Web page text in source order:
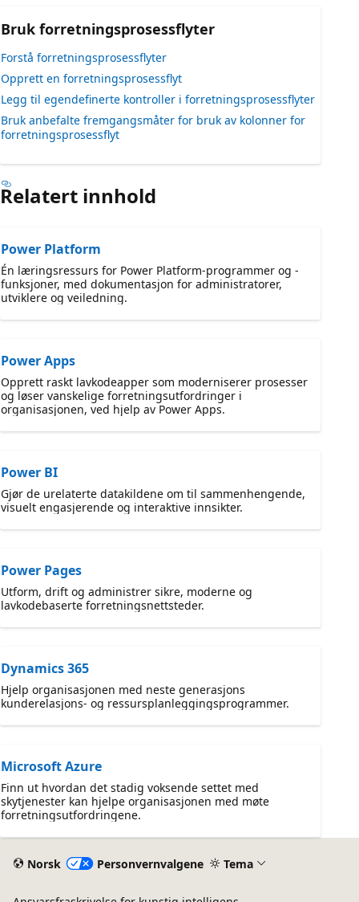
Bruk forretningsprosessflyter
Forstå forretningsprosessflyter
Opprett en forretningsprosessflyt
Legg til egendefinerte kontroller i forretningsprosessflyter
Bruk anbefalte fremgangsmåter for bruk av kolonner for
forretningsprosessflyt
Relatert innhold
Power Platform
Én læringsressurs for Power Platform-programmer og -
funksjoner, med dokumentasjon for administratorer,
utviklere og veiledning.
Power Apps
Opprett raskt lavkodeapper som moderniserer prosesser
og løser vanskelige forretningsutfordringer i
organisasjonen, ved hjelp av Power Apps.
Power BI
Gjør de urelaterte datakildene om til sammenhengende,
visuelt engasjerende og interaktive innsikter.
Power Pages
Utform, drift og administrer sikre, moderne og
lavkodebaserte forretningsnettsteder.
Dynamics 365
Hjelp organisasjonen med neste generasjons
kunderelasjons- og ressursplanleggingsprogrammer.
Microsoft Azure
Finn ut hvordan det stadig voksende settet med
skytjenester kan hjelpe organisasjonen med møte
forretningsutfordringene.
Norsk Personvernvalgene Tema